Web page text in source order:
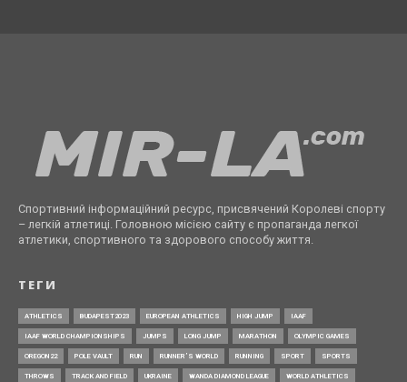
Спортивний інформаційний ресурс, присвячений Королеві спорту
– легкій атлетиці. Головною місією сайту є пропаганда легкої
атлетики, спортивного та здорового способу життя.
ТЕГИ
ATHLETICS BUDAPEST2023 EUROPEAN ATHLETICS HIGH JUMP IAAF
IAAF WORLD CHAMPIONSHIPS JUMPS LONG JUMP MARATHON OLYMPIC GAMES
OREGON22 POLE VAULT RUN RUNNER’S WORLD RUNNING SPORT SPORTS
THROWS TRACK AND FIELD UKRAINE WANDA DIAMOND LEAGUE WORLD ATHLETICS